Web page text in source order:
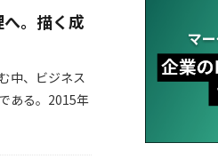
。描く成
中、ビジネス
ある。2015年